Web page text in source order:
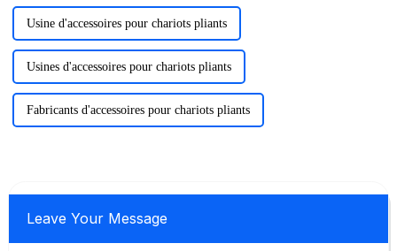
Usine d'accessoires pour chariots pliants
Usines d'accessoires pour chariots pliants
Fabricants d'accessoires pour chariots pliants
Leave Your Message